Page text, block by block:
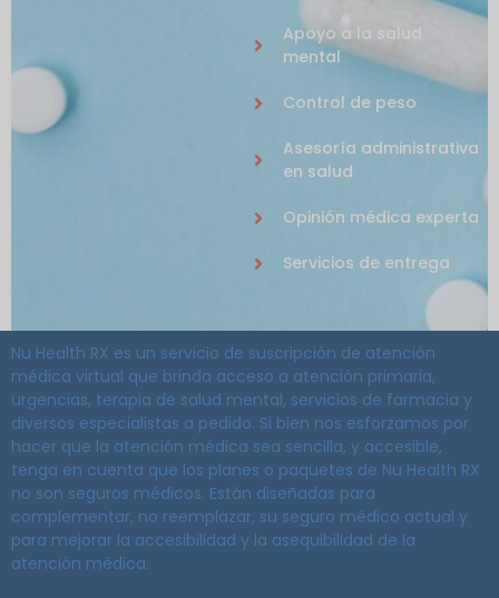
Apoyo a la salud
mental
Control de peso
Asesoría administrativa
en salud
Opinión médica experta
Servicios de entrega
Nu Health RX es un servicio de suscripción de atención
médica virtual que brinda acceso a atención primaria,
urgencias, terapia de salud mental, servicios de farmacia y
diversos especialistas a pedido. Si bien nos esforzamos por
hacer que la atención médica sea sencilla, y accesible,
tenga en cuenta que los planes o paquetes de Nu Health RX
no son seguros médicos. Están diseñadas para
complementar, no reemplazar, su seguro médico actual y
para mejorar la accesibilidad y la asequibilidad de la
atención médica.